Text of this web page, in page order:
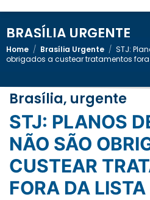
BRASÍLIA URGENTE
Home / Brasília Urgente / STJ:
obrigados a custear tratamentos fora
Brasília, urgente
STJ: PLANOS DE SAÚDE
NÃO SÃO
CUSTEAR
FORA DA